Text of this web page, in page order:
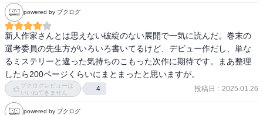
横溝正史ミステリ&ホラー大賞優秀賞受賞作!
あらすじを読む限り、絶対なにか裏があると思ってしまったのです
が、やっぱりでした。
といっても、物語の主軸となるのが、光彦が起こした交通事故では
なく、それに至るまでに起こった一つの強盗致傷事件です。
強盗致傷事件が果たして、光彦の犯行だったのか？を深掘りしてい
きます。目撃証言から光彦が犯人だと断定されたのですが、再捜査
powered by ブクログ
新人作家さんとは思えない破綻のない展開で一気に読んだ。巻末の
選考委員の先生方がいろいろ書いてるけど、デビュー作だし、単な
るミステリーと違った気持ちのこもった次作に期待です。まあ整理
したら200ページくらいにまとまったと思いますが。
ブクログレビューは
いいねできません
4 投稿日 : 2025.01.26
powered by ブクログ